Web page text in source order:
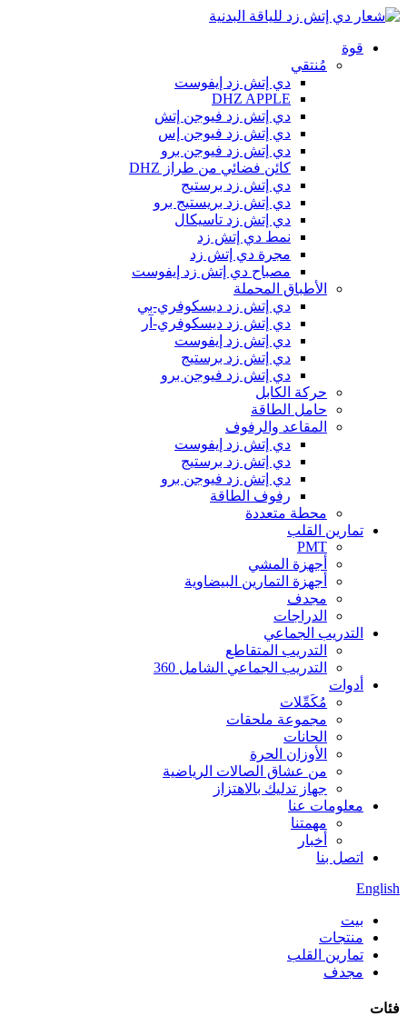
قوة
مُنتقي
دي إتش زد إيفوست
DHZ APPLE
دي إتش زد فيوجن إتش
دي إتش زد فيوجن إس
دي إتش زد فيوجن برو
كائن فضائي من طراز DHZ
دي إتش زد برستيج
دي إتش زد بريستيج برو
دي إتش زد تاسيكال
نمط دي إتش زد
مجرة دي إتش زد
مصباح دي إتش زد إيفوست
الأطباق المحملة
دي إتش زد ديسكوفري-بي
دي إتش زد ديسكوفري-آر
دي إتش زد إيفوست
دي إتش زد برستيج
دي إتش زد فيوجن برو
حركة الكابل
حامل الطاقة
المقاعد والرفوف
دي إتش زد إيفوست
دي إتش زد برستيج
دي إتش زد فيوجن برو
رفوف الطاقة
محطة متعددة
تمارين القلب
PMT
أجهزة المشي
أجهزة التمارين البيضاوية
مجدف
الدراجات
التدريب الجماعي
التدريب المتقاطع
التدريب الجماعي الشامل 360
أدوات
مُكَمِّلات
مجموعة ملحقات
الحانات
الأوزان الحرة
من عشاق الصالات الرياضية
جهاز تدليك بالاهتزاز
معلومات عنا
مهمتنا
أخبار
اتصل بنا
English
بيت
منتجات
تمارين القلب
مجدف
فئات